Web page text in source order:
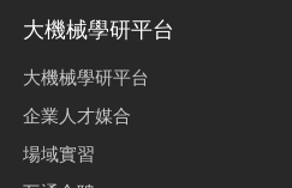
邱垂泓 徐銘鍇
大機械學研平台
大機械學研平台
企業人才媒合
場域實習